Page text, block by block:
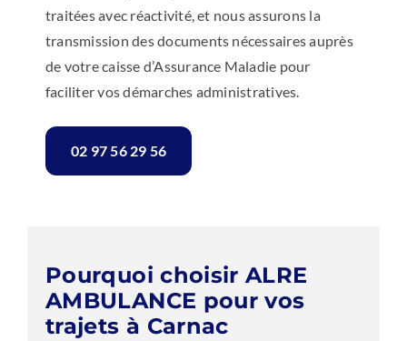
traitées avec réactivité, et nous assurons la
transmission des documents nécessaires auprès
de votre caisse d’Assurance Maladie pour
faciliter vos démarches administratives.
02 97 56 29 56
Pourquoi choisir ALRE
AMBULANCE pour vos
trajets à Carnac